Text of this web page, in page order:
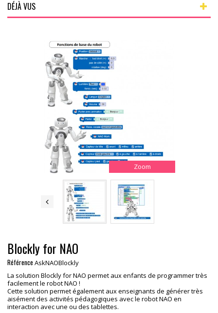
DÉJÀ VUS
Zoom
Blockly for NAO
Référence AskNAOBlockly
La solution Blockly for NAO permet aux enfants de programmer très
facilement le robot NAO !
Cette solution permet également aux enseignants de générer très
aisément des activités pédagogiques avec le robot NAO en
interaction avec une ou des tablettes.